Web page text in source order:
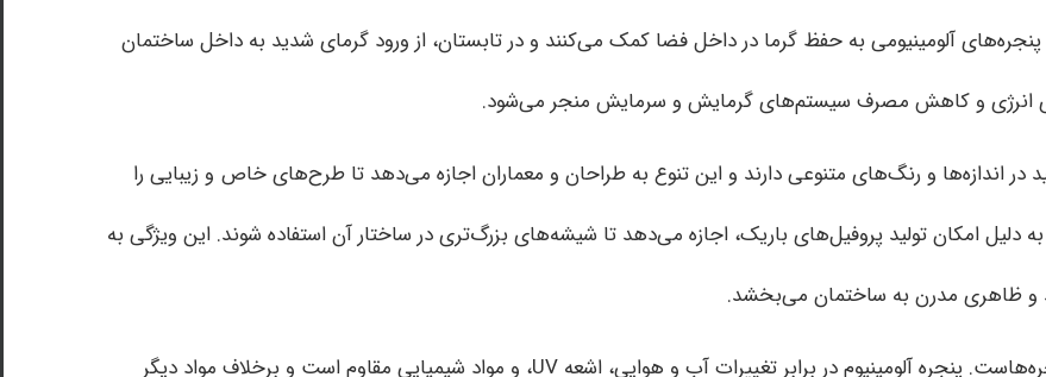
آلومینیومی به حفظ گرما در داخل فضا کمک می‌کنند و در تابستان، از ورود گرمای شدید به داخل ساختمان
انرژی و کاهش مصرف سیستم‌های گرمایش و سرمایش منجر می‌شود.
در اندازه‌ها و رنگ‌های متنوعی دارند و این تنوع به طراحان و معماران اجازه می‌دهد تا طرح‌های خاص و زیبایی را
دلیل امکان تولید پروفیل‌های باریک، اجازه می‌دهد تا شیشه‌های بزرگ‌تری در ساختار آن استفاده شوند. این ویژگی به
و ظاهری مدرن به ساختمان می‌بخشد.
دوام بالا و نگهداری آسان از دیگر مزایای مهم این نوع پنجره‌هاست. پنجره آلومینیوم در برابر تغییرات آب و هوایی، اشعه UV، و مواد شیمیایی مقاوم است و برخلاف مواد دیگر